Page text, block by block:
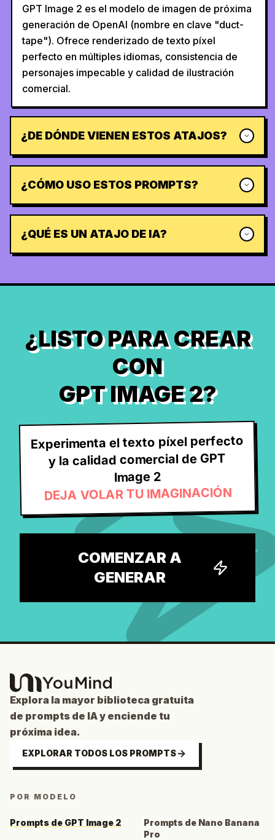
GPT Image 2 es el modelo de imagen de próxima
generación de OpenAI (nombre en clave "duct-
tape"). Ofrece renderizado de texto píxel
perfecto en múltiples idiomas, consistencia de
personajes impecable y calidad de ilustración
comercial.
¿DE DÓNDE VIENEN ESTOS ATAJOS?
¿CÓMO USO ESTOS PROMPTS?
¿QUÉ ES UN ATAJO DE IA?
¿LISTO PARA CREAR
CON
GPT IMAGE 2?
Experimenta el texto píxel perfecto
y la calidad comercial de GPT
Image 2
DEJA VOLAR TU IMAGINACIÓN
COMENZAR A
GENERAR
Explora la mayor biblioteca gratuita
de prompts de IA y enciende tu
próxima idea.
EXPLORAR TODOS LOS PROMPTS
POR MODELO
Prompts de GPT Image 2
Prompts de Nano Banana
Pro